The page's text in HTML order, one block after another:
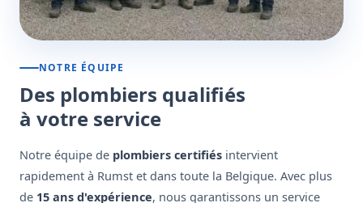
NOTRE ÉQUIPE
Des plombiers qualifiés
à votre service
Notre équipe de plombiers certifiés intervient
rapidement à Rumst et dans toute la Belgique. Avec plus
de 15 ans d'expérience, nous garantissons un service